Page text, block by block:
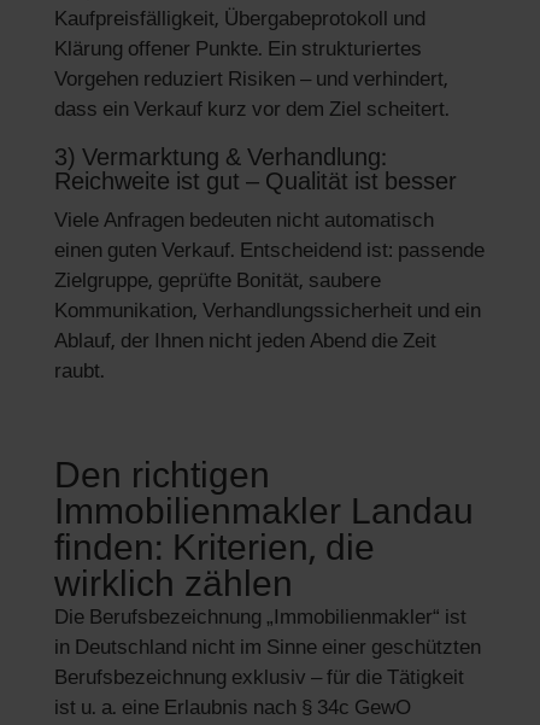
Kaufpreisfälligkeit, Übergabeprotokoll und
Klärung offener Punkte. Ein strukturiertes
Vorgehen reduziert Risiken – und verhindert,
dass ein Verkauf kurz vor dem Ziel scheitert.
3) Vermarktung & Verhandlung:
Reichweite ist gut – Qualität ist besser
Viele Anfragen bedeuten nicht automatisch
einen guten Verkauf. Entscheidend ist: passende
Zielgruppe, geprüfte Bonität, saubere
Kommunikation, Verhandlungssicherheit und ein
Ablauf, der Ihnen nicht jeden Abend die Zeit
raubt.
Den richtigen
Immobilienmakler Landau
finden: Kriterien, die
wirklich zählen
Die Berufsbezeichnung „Immobilienmakler“ ist
in Deutschland nicht im Sinne einer geschützten
Berufsbezeichnung exklusiv – für die Tätigkeit
ist u. a. eine Erlaubnis nach § 34c GewO